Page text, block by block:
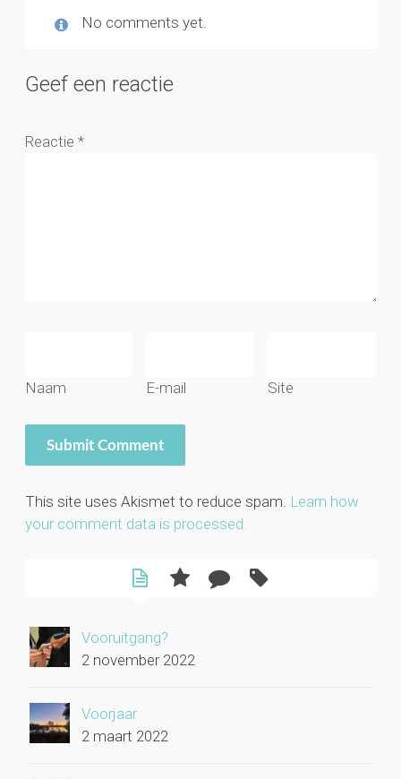
No comments yet.
Geef een reactie
Reactie *
Naam E-mail Site
This site uses Akismet to reduce spam. Learn how
your comment data is processed.
Vooruitgang?
2 november 2022
Voorjaar
2 maart 2022